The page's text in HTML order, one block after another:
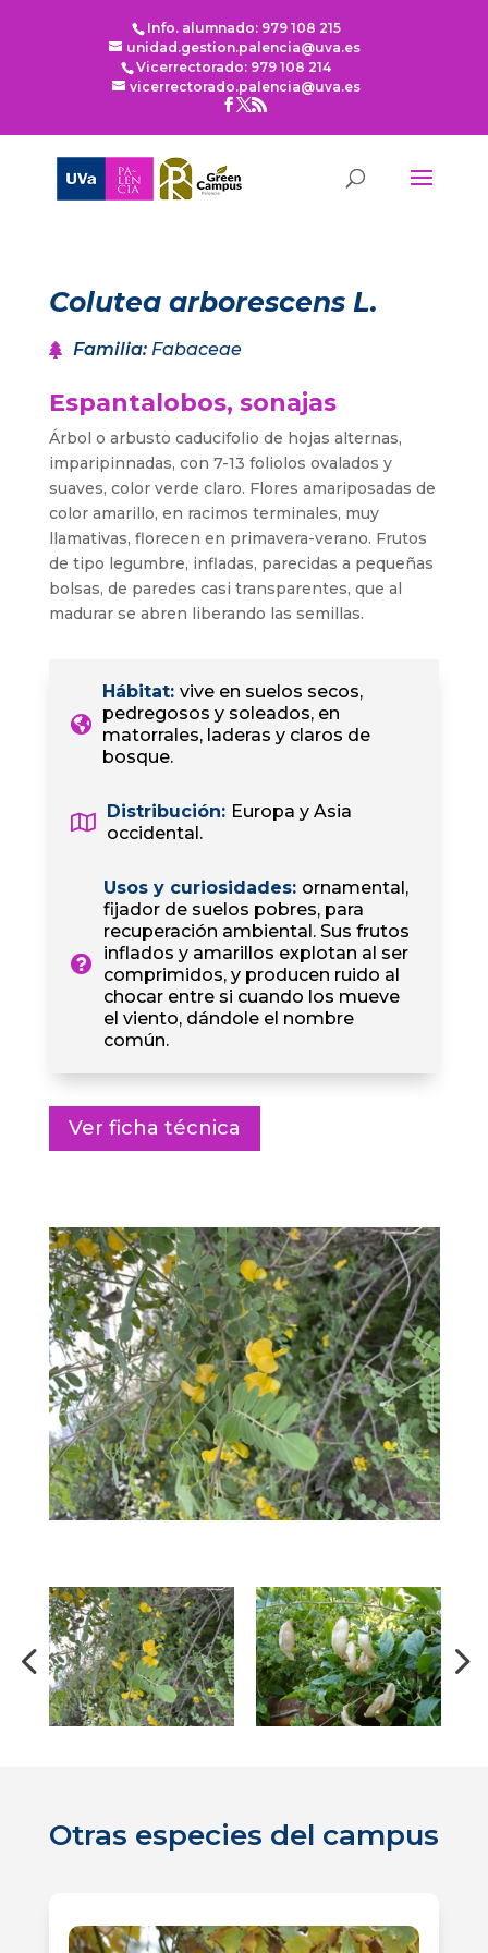
Info. alumnado: 979 108 215
unidad.gestion.palencia@uva.es
Vicerrectorado: 979 108 214
vicerrectorado.palencia@uva.es
Colutea arborescens L.
Familia: Fabaceae
Espantalobos, sonajas
Árbol o arbusto caducifolio de hojas alternas,
imparipinnadas, con 7-13 foliolos ovalados y
suaves, color verde claro. Flores amariposadas de
color amarillo, en racimos terminales, muy
llamativas, florecen en primavera-verano. Frutos
de tipo legumbre, infladas, parecidas a pequeñas
bolsas, de paredes casi transparentes, que al
madurar se abren liberando las semillas.
Hábitat: vive en suelos secos,
pedregosos y soleados, en
matorrales, laderas y claros de
bosque.
Distribución: Europa y Asia
occidental.
Usos y curiosidades: ornamental,
fijador de suelos pobres, para
recuperación ambiental. Sus frutos
inflados y amarillos explotan al ser
comprimidos, y producen ruido al
chocar entre si cuando los mueve
el viento, dándole el nombre
común.
Ver ficha técnica
Otras especies del campus